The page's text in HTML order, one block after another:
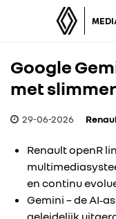
Google
met
29-06-2026
Renault openR
en continu
Gemini – de
geleidelijk